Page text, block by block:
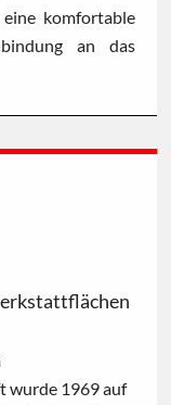
komfortable
an das
wurde 1969 auf